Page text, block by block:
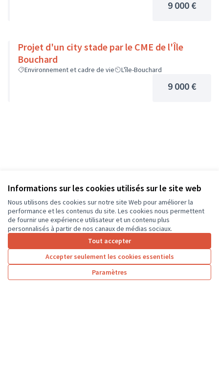
Informations sur les cookies utilisés sur le site web
Nous utilisons des cookies sur notre site Web pour améliorer la
performance et les contenus du site. Les cookies nous permettent
de fournir une expérience utilisateur et un contenu plus
personnalisés à partir de nos canaux de médias sociaux.
Tout accepter
Accepter seulement les cookies essentiels
Paramètres
9 000 €
Projet d'un city stade par le CME de l'Île
Bouchard
Environnement et cadre de vie L'île-Bouchard
9 000 €